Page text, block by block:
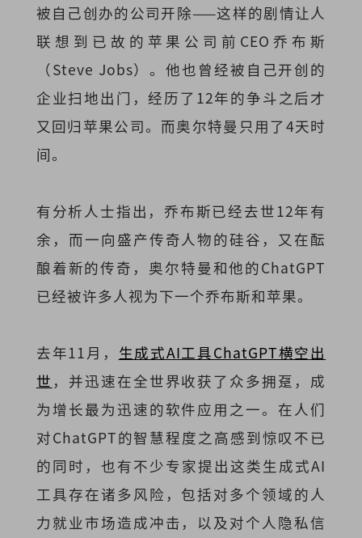
被自己创办的公司开除——这样的剧情让人
联想到已故的苹果公司前CEO乔布斯
（Steve Jobs）。他也曾经被自己开创的
企业扫地出门，经历了12年的争斗之后才
又回归苹果公司。而奥尔特曼只用了4天时
间。
有分析人士指出，乔布斯已经去世12年有
余，而一向盛产传奇人物的硅谷，又在酝
酿着新的传奇，奥尔特曼和他的ChatGPT
已经被许多人视为下一个乔布斯和苹果。
去年11月， 生成式AI工具ChatGPT横空出
世 ，并迅速在全世界收获了众多拥趸，成
为增长最为迅速的软件应用之一。在人们
对ChatGPT的智慧程度之高感到惊叹不已
的同时，也有不少专家提出这类生成式AI
工具存在诸多风险，包括对多个领域的人
力就业市场造成冲击，以及对个人隐私信